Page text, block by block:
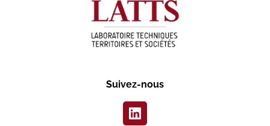
Suivez-nous